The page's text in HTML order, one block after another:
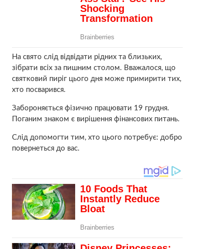
На свято слід відвідати рідних та близьких,
зібрати всіх за пишним столом. Вважалося, що
святковий пиріг цього дня може примирити тих,
хто посварився.
Забороняється фізично працювати 19 грудня.
Поганим знаком є вирішення фінансових питань.
Слід допомогти тим, хто цього потребує: добро
повернеться до вас.